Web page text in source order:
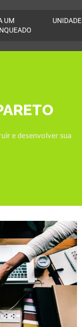
UM
e desenvolver sua